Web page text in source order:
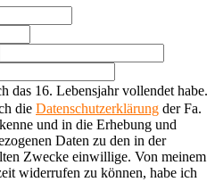
das 16. Lebensjahr vollendet habe.
die Datenschutzerklärung der Fa.
und in die Erhebung und
Daten zu den in der
Zwecke einwillige. Von meinem
widerrufen zu können, habe ich